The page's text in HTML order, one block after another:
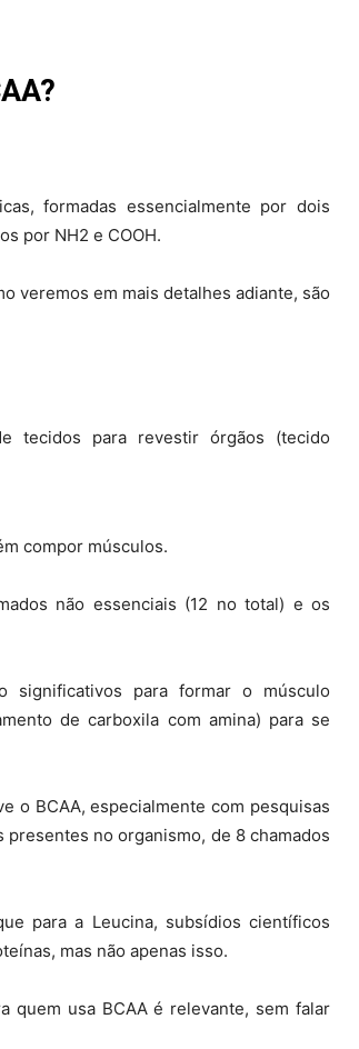
formadas essencialmente por dois
por NH2 e COOH.
veremos em mais detalhes adiante, são
tecidos para revestir órgãos (tecido
compor músculos.
não essenciais (12 no total) e os
significativos para formar o músculo
de carboxila com amina) para se
o BCAA, especialmente com pesquisas
no organismo, de 8 chamados
para a Leucina, subsídios científicos
mas não apenas isso.
quem usa BCAA é relevante, sem falar